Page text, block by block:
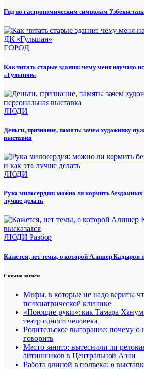
Гид по гастрономическим символам
ГОРОД
Как читать старые здания: чему меня научило
«Гульшан»
ЛЮДИ
Деньги, признание, память: зачем художнику
выставка
ЛЮДИ
Рука милосердия: можно ли кормить бездомных
лучше делать
ЛЮДИ Разбор
Кажется, нет темы, о которой Алишер Кадыров
Свежие записи
Мифы, в которые не надо верить:
психиатрической клинике
«Поющие руки»: как Тамара Ханум
театр одного человека
Родительское выгорание: почему о
говорить
Место занято: вытеснили ли
айтишников в Центральной Азии
Работа длиной в полвека: о